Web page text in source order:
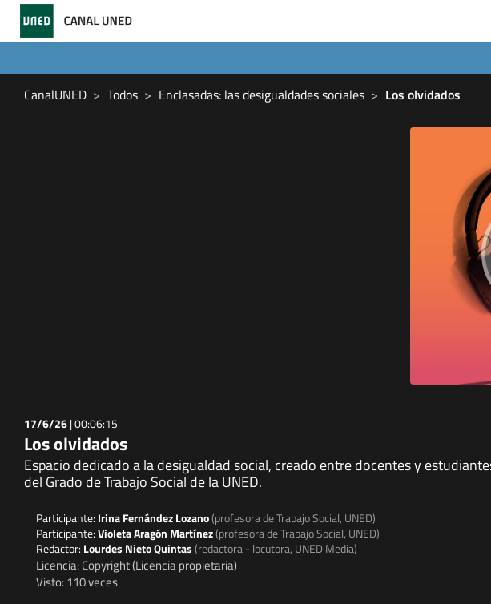
CanalUNED Todos Enclasadas: las desigualdades sociales Los olvidados
17/6/26|00:06:15
Los olvidados
Espacio dedicado a la desigualdad social, creado entre docentes y
del Grado de Trabajo Social de la UNED.
Participante: Irina Fernández Lozano(profesora de Trabajo Social, UNED)
Participante:Violeta Aragón Martínez(profesora de Trabajo Social, UNED)
Redactor: Lourdes Nieto Quintas(redactora - locutora, UNED Media)
Licencia: Copyright (Licencia propietaria)
Visto: 110 veces